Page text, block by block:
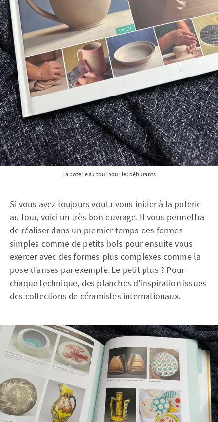
La poterie au tour pour les débutants
Si vous avez toujours voulu vous initier à la poterie
au tour, voici un très bon ouvrage. Il vous permettra
de réaliser dans un premier temps des formes
simples comme de petits bols pour ensuite vous
exercer avec des formes plus complexes comme la
pose d’anses par exemple. Le petit plus ? Pour
chaque technique, des planches d’inspiration issues
des collections de céramistes internationaux.